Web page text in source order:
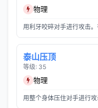
物理
用利牙咬碎对手进行攻击。
泰山压顶
等级: 35
物理
用整个身体压住对手进行